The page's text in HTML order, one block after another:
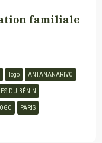
familiale
Togo ANTANANARIVO
DU BÉNIN
PARIS